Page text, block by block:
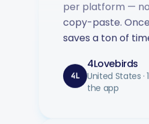
copy-paste.
saves a ton of
4L
United States ·
the app